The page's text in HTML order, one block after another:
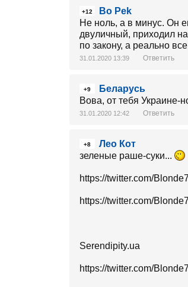
+12
Bo Pek
Не ноль, а в минус. Он
двуличный, приходил
по закону, а реально
31.01.2020 13:39 Ответить
+9
Беларусь
Вова, от тебя Украине-
31.01.2020 12:42 Ответить
+8
Лео Кот
зеленые раше-суки...
https://twitter.com/
https://twitter.com/
Serendipity.ua
https://twitter.com/